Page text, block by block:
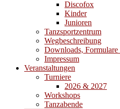
Discofox
Kinder
Junioren
Tanzsportzentrum
Wegbeschreibung
Downloads, Formulare
Impressum
Veranstaltungen
Turniere
2026 & 2027
Workshops
Tanzabende